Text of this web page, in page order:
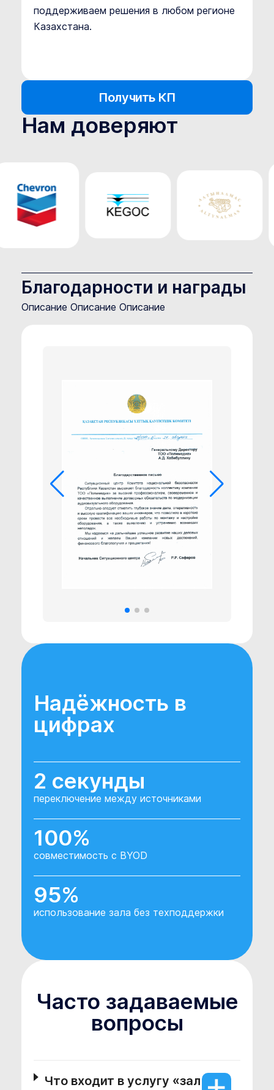
поддерживаем решения в любом регионе
Казахстана.
Получить КП
Нам доверяют
Благодарности и награды
Описание Описание Описание
Надёжность в
цифрах
2 секунды
переключение между источниками
100%
совместимость с BYOD
95%
использование зала без техподдержки
Часто задаваемые
вопросы
Что входит в услугу «зал